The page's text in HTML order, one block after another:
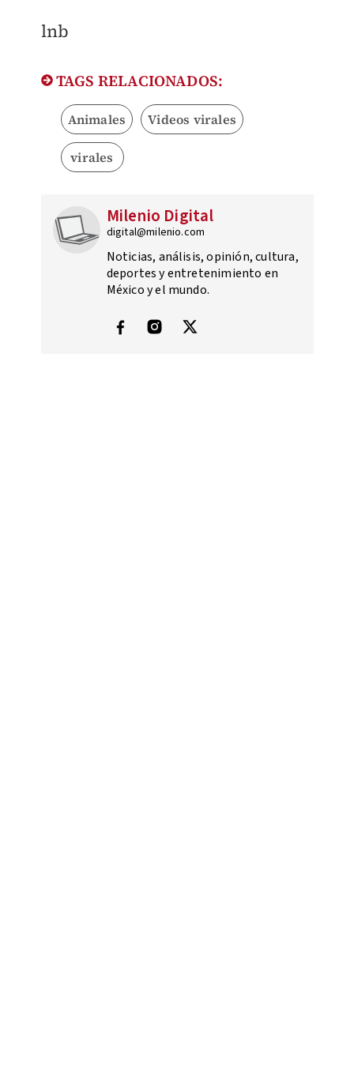
lnb
TAGS RELACIONADOS:
Animales Videos virales
virales
Milenio Digital
digital@milenio.com
Noticias, análisis, opinión, cultura,
deportes y entretenimiento en
México y el mundo.